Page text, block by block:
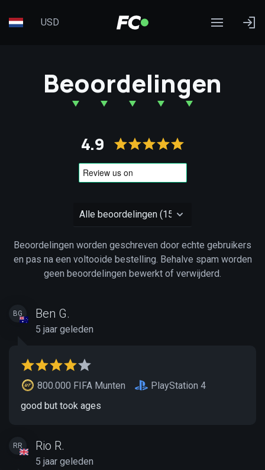
USD
Beoordelingen
4.9
Beoordelingen worden geschreven door echte gebruikers
en pas na een voltooide bestelling. Behalve spam worden
geen beoordelingen bewerkt of verwijderd.
BG Ben G.
5 jaar geleden
800.000 FIFA Munten
PlayStation 4
good but took ages
RR Rio R.
5 jaar geleden